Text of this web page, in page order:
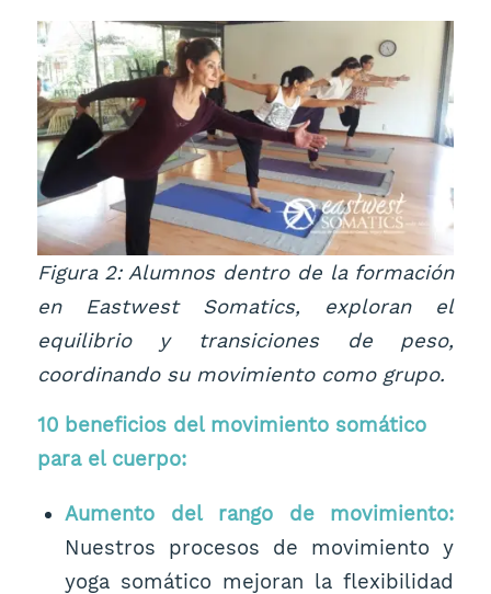
Figura 2: Alumnos dentro de la formación
en Eastwest Somatics, exploran el
equilibrio y transiciones de peso,
coordinando su movimiento como grupo.
10 beneficios del movimiento somático
para el cuerpo:
Aumento del rango de movimiento:
Nuestros procesos de movimiento y
yoga somático mejoran la flexibilidad